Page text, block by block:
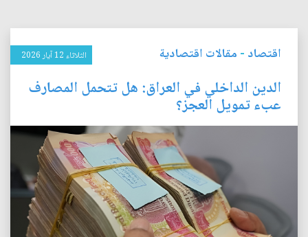
اقتصاد - مقالات اقتصادية الثلاثاء 12 آيار 2026
الدين الداخلي في العراق: هل تتحمل المصارف
عبء تمويل العجز؟